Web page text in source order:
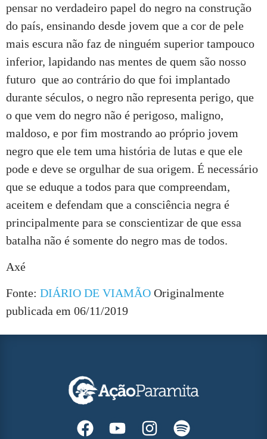
pensar no verdadeiro papel do negro na construção
do país, ensinando desde jovem que a cor de pele
mais escura não faz de ninguém superior tampouco
inferior, lapidando nas mentes de quem são nosso
futuro que ao contrário do que foi implantado
durante séculos, o negro não representa perigo, que
o que vem do negro não é perigoso, maligno,
maldoso, e por fim mostrando ao próprio jovem
negro que ele tem uma história de lutas e que ele
pode e deve se orgulhar de sua origem. É necessário
que se eduque a todos para que compreendam,
aceitem e defendam que a consciência negra é
principalmente para se conscientizar de que essa
batalha não é somente do negro mas de todos.
Axé
Fonte: DIÁRIO DE VIAMÃO Originalmente
publicada em 06/11/2019